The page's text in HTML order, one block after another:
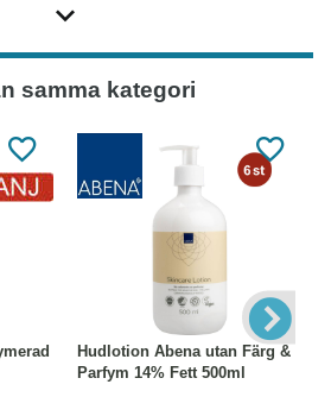
samma kategori
Hudlotion Abena utan Färg &
Parfym 14% Fett 500ml